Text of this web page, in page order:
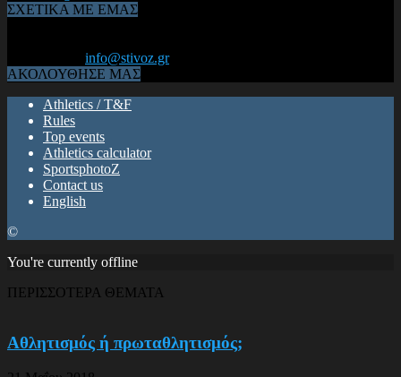
ΣΧΕΤΙΚΑ ΜΕ ΕΜΑΣ
info@stivoz.gr
ΑΚΟΛΟΥΘΗΣΕ ΜΑΣ
Athletics / T&F
Rules
Top events
Athletics calculator
SportsphotoZ
Contact us
English
©
You're currently offline
ΠΕΡΙΣΣΟΤΕΡΑ ΘΕΜΑΤΑ
Αθλητισμός ή πρωταθλητισμός;